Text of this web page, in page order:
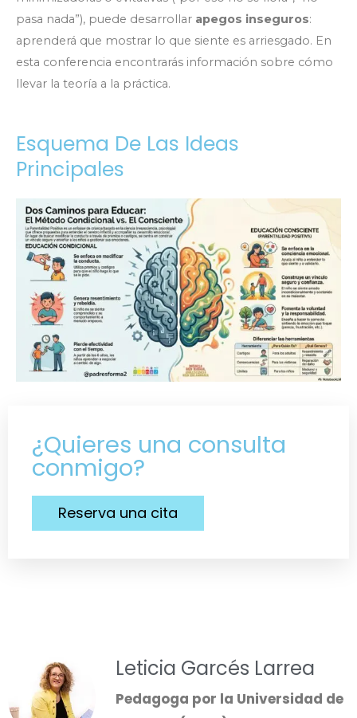
pasa nada”), puede desarrollar apegos inseguros:
aprenderá que mostrar lo que siente es arriesgado. En
esta conferencia encontrarás información sobre cómo
llevar la teoría a la práctica.
Esquema De Las Ideas
Principales
¿Quieres una consulta
conmigo?
Reserva una cita
Leticia Garcés Larrea
Pedagoga por la Universidad de